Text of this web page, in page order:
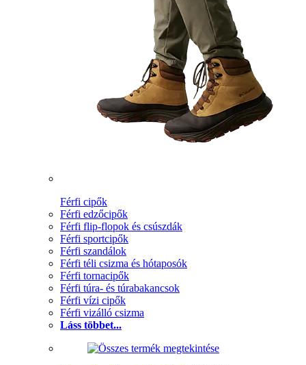
Férfi cipők
Férfi edzőcipők
Férfi flip-flopok és csúszdák
Férfi sportcipők
Férfi szandálok
Férfi téli csizma és hótaposók
Férfi tornacipők
Férfi túra- és túrabakancsok
Férfi vízi cipők
Férfi vizálló csizma
Láss többet...